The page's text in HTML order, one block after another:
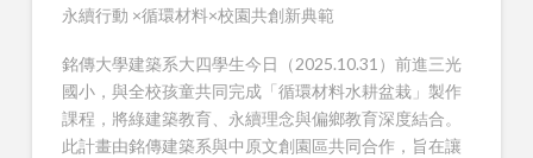
永續行動 ×循環材料×校園共創新典範
銘傳大學建築系大四學生今日（2025.10.31）前進三光
國小，與全校孩童共同完成「循環材料水耕盆栽」製作
課程，將綠建築教育、永續理念與偏鄉教育深度結合。
此計畫由銘傳建築系與中原文創園區共同合作，旨在讓